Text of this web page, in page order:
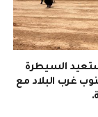
السيطرة
غرب البلاد مع